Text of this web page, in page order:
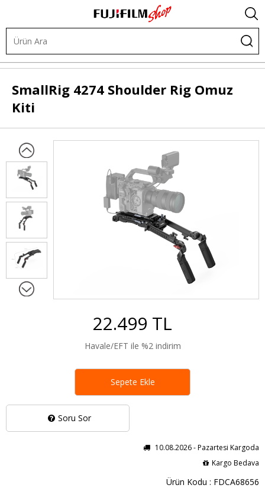
Omuz Destek Kiti
SmallRig 4274 Shoulder Rig Omuz
Kiti
Soru Sor
22.499 TL
Havale/EFT ile %2 indirim
10.08.2026 - Pazartesi Kargoda
Kargo Bedava
Ürün Kodu : FDCA68656
Sepete Ekle